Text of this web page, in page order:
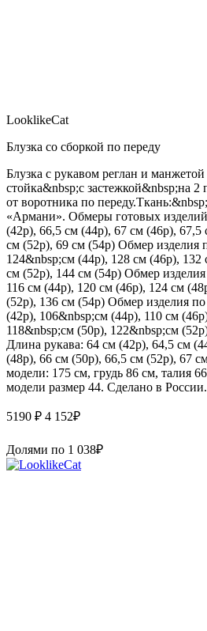
LooklikeCat
Блузка со сборкой по переду
Блузка с рукавом реглан и
стойка&nbsp;с застежкой&nbsp;на
от воротника по
«Армани». Обмеры готовых
(42р), 66,5 см (44р), 67 см (46р),
см (52р), 69 см (54р) Обмер изделия
124&nbsp;см (44р), 128 см (46р),
см (52р), 144 см (54р) Обмер
116 см (44р), 120 см (46р), 124 см
(52р), 136 см (54р) Обмер изделия
(42р), 106&nbsp;см (44р), 110 см
118&nbsp;см (50р), 122&nbsp;см
Длина рукава: 64 см (42р), 64,5 см
(48р), 66 см (50р), 66,5 см (52р), 67
модели: 175 см, грудь 86 см, талия
модели размер 44. Сделано в России.
5190 ₽ 4 152₽
Долями по 1 038₽